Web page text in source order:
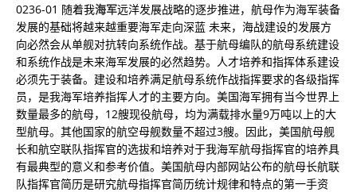
0236-01 随着我海军远洋发展战略的逐步推进，航母作为海军装备
发展的基础将越来越重要海军走向深蓝 未来，海战建设的发展方
向必然会从单舰对抗转向系统作战。基于航母编队的航母系统建设
和系统作战是未来海军发展的必然趋势。人才培养和指挥体系建设
必须先于装备。建设和培养满足航母系统作战指挥要求的各级指挥
员，是我海军培养指挥人才的主要方向。美国海军拥有当今世界上
数量最多的航母，12艘现役航母，均为满载排水量9万吨以上的大
型航母。其他国家的航空母舰数量不超过3艘。因此，美国航母舰
长和航空联队指挥官的选拔和培养对于我海军航母指挥官的培养具
有最典型的意义和参考价值。美国航母内部网站公布的航母长航联
队指挥官简历是研究航母指挥官简历统计规律和特点的第一手资